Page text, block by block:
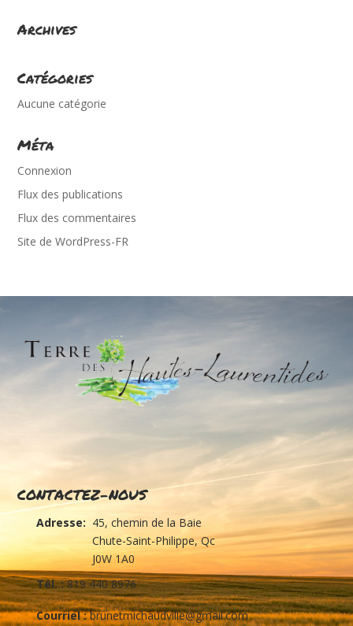
Archives
Catégories
Aucune catégorie
Méta
Connexion
Flux des publications
Flux des commentaires
Site de WordPress-FR
CONTACTEZ-NOUS
Adresse: 45, chemin de la Baie
Chute-Saint-Philippe, Qc
J0W 1A0
Tél. :819 440 8976
Courriel :brunetmichaudville@gmail.com